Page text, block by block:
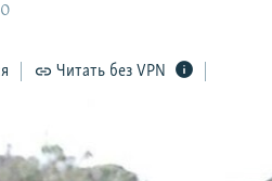
Читать без VPN